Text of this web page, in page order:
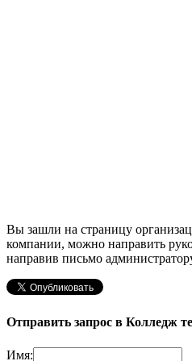
Вы зашли на страницу
компании, можно направить
направив письмо
Отправить запрос в Колледж
Имя: